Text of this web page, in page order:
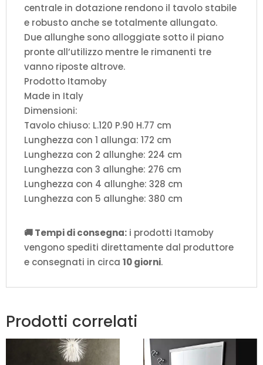
centrale in dotazione rendono il tavolo stabile
e robusto anche se totalmente allungato.
Due allunghe sono alloggiate sotto il piano
pronte all’utilizzo mentre le rimanenti tre
vanno riposte altrove.
Prodotto Itamoby
Made in Italy
Dimensioni:
Tavolo chiuso: L.120 P.90 H.77 cm
Lunghezza con 1 allunga: 172 cm
Lunghezza con 2 allunghe: 224 cm
Lunghezza con 3 allunghe: 276 cm
Lunghezza con 4 allunghe: 328 cm
Lunghezza con 5 allunghe: 380 cm
🚚 Tempi di consegna: i prodotti Itamoby
vengono spediti direttamente dal produttore
e consegnati in circa 10 giorni.
Prodotti correlati